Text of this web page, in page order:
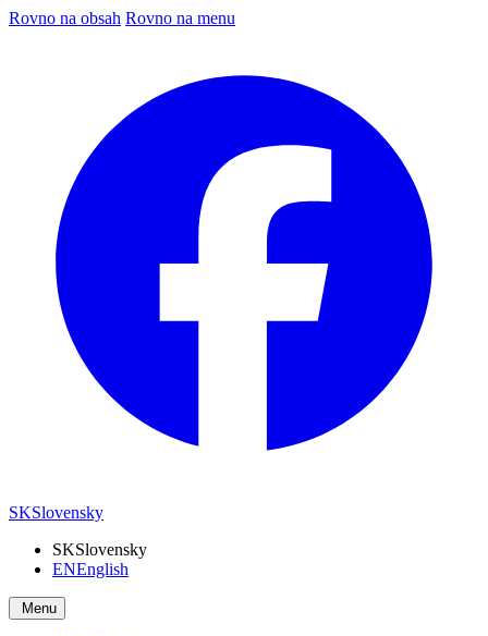
Rovno na obsah Rovno na menu
SKSlovensky
SKSlovensky
ENEnglish
Menu